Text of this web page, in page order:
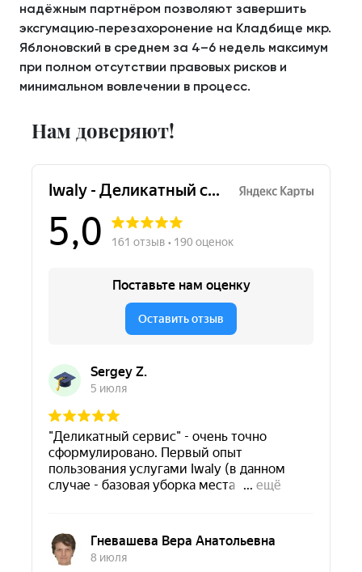
надёжным партнёром позволяют завершить
эксгумацию‑перезахоронение на Кладбище мкр.
Яблоновский в среднем за 4–6 недель максимум
при полном отсутствии правовых рисков и
минимальном вовлечении в процесс.
Нам доверяют!